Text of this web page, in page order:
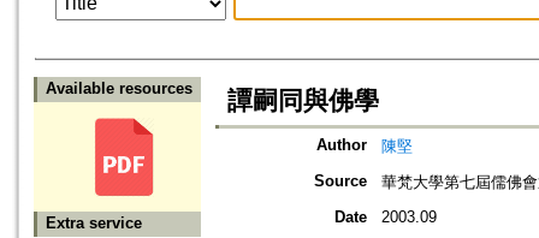
Available resources
Extra service
譚嗣同與佛學
Author
陳堅
Source
華梵大學第七屆儒佛
Date
2003.09